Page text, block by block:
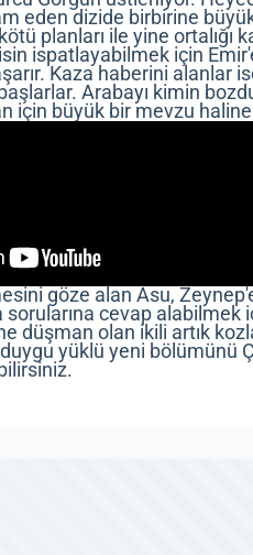
eden dizide birbirine
planları ile yine ortalığı
ispatlayabilmek için
Kaza haberini alanlar
Arabayı kimin
için büyük bir mevzu
göze alan Asu,
sorularına cevap
düşman olan ikili artık
yüklü yeni bölümünü